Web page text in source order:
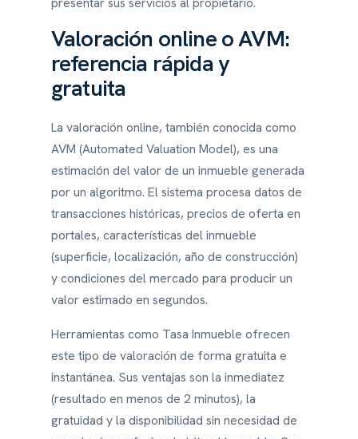
Valoración online o AVM:
referencia rápida y
gratuita
La valoración online, también conocida como
AVM (Automated Valuation Model), es una
estimación del valor de un inmueble generada
por un algoritmo. El sistema procesa datos de
transacciones históricas, precios de oferta en
portales, características del inmueble
(superficie, localización, año de construcción)
y condiciones del mercado para producir un
valor estimado en segundos.
Herramientas como Tasa Inmueble ofrecen
este tipo de valoración de forma gratuita e
instantánea. Sus ventajas son la inmediatez
(resultado en menos de 2 minutos), la
gratuidad y la disponibilidad sin necesidad de